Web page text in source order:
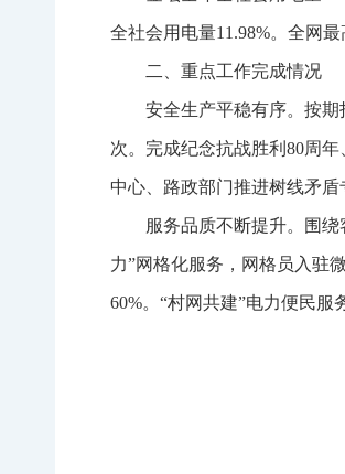
全社会用电量11.98%。全网
二、重点工作完成情况
安全生产平稳有序。按
次。完成纪念抗战胜利80周
中心、路政部门推进树线矛
服务品质不断提升。围
力”网格化服务，网格员入驻
60%。“村网共建”电力便民